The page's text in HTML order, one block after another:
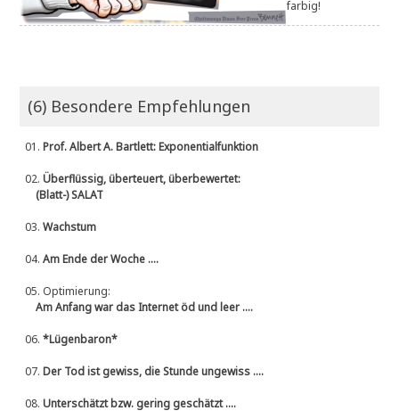
farbig!
(6) Besondere Empfehlungen
01.Prof. Albert A. Bartlett: Exponentialfunktion
02.Überflüssig, überteuert, überbewertet:
(Blatt-) SALAT
03.Wachstum
04.Am Ende der Woche ....
05. Optimierung:
Am Anfang war das Internet öd und leer ....
06.*Lügenbaron*
07.Der Tod ist gewiss, die Stunde ungewiss ....
08.Unterschätzt bzw. gering geschätzt ....